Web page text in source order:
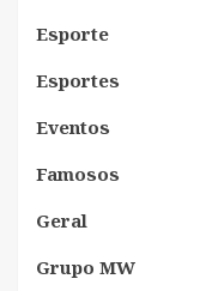
Esporte
Esportes
Eventos
Famosos
Geral
Grupo MW